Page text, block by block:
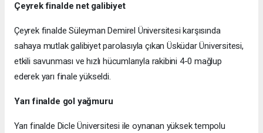
Çeyrek finalde net galibiyet
Çeyrek finalde Süleyman Demirel Üniversitesi karşısında
sahaya mutlak galibiyet parolasıyla çıkan Üsküdar Üniversitesi,
etkili savunması ve hızlı hücumlarıyla rakibini 4-0 mağlup
ederek yarı finale yükseldi.
Yarı finalde gol yağmuru
Yarı finalde Dicle Üniversitesi ile oynanan yüksek tempolu